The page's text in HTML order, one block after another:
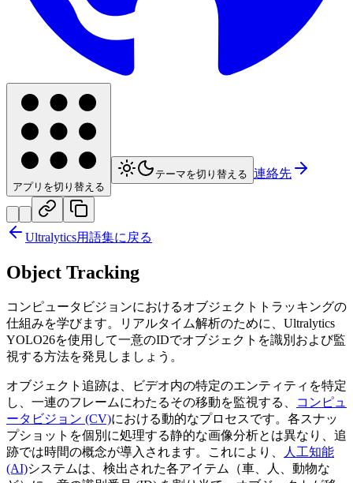
アプリを切り替える
テーマを切り替える 連絡先
Ultralytics用語集に戻る
Object Tracking
コンピュータビジョンにおけるオブジェクトトラッキングの
仕組みを学びます。リアルタイム解析のために、Ultralytics
YOLO26を使用して一意のIDでオブジェクトを識別および監
視する方法を発見しましょう。
オブジェクト追跡は、ビデオ内の特定のエンティティを特定
し、一連のフレームにわたるその移動を監視する、
コンピュ
ータビジョン (CV)における動的なプロセスです。各スナッ
プショットを個別に処理する静的な画像分析とは異なり、追
跡では時間の概念が導入されます。これにより、
人工知能
(AI)システムは、検出された各アイテム（車、人、動物な